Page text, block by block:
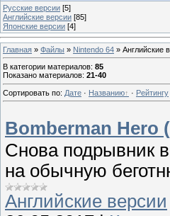
Русские версии [5]
Английские версии [85]
Японские версии [4]
Главная » Файлы » Nintendo 64 » Английские
В категории материалов: 85
Показано материалов: 21-40
Сортировать по: Дате · Названию · Рейтингу
Bomberman Hero
Снова подрывник
на обычную
Английские версии